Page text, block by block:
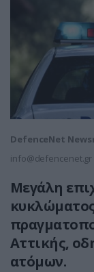
DefenceNet
info@defencenet.gr
Μεγάλη
Αττικής,
ατόμων.